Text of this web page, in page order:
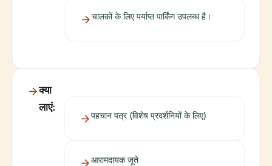
चालकों के लिए पर्याप्त पार्किंग उपलब्ध है।
क्या
लाएं:
पहचान पत्र (विशेष प्रदर्शनियों के लिए)
आरामदायक जूते